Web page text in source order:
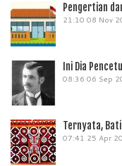
Pengertian
21:10 08 Nov
Ini Dia
08:36 06 Sep
Ternyata,
07:41 25 Apr